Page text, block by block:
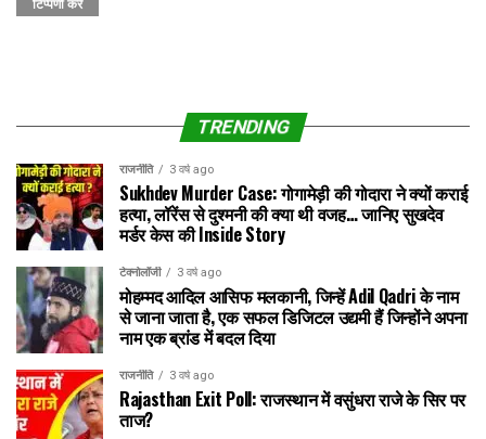
TRENDING
राजनीति 3 वर्ष ago
Sukhdev Murder Case: गोगामेड़ी की गोदारा ने क्यों कराई
हत्या, लॉरेंस से दुश्मनी की क्या थी वजह… जानिए सुखदेव
मर्डर केस की Inside Story
टेक्नोलॉजी 3 वर्ष ago
मोहम्मद आदिल आसिफ मलकानी, जिन्हें Adil Qadri के नाम
से जाना जाता है, एक सफल डिजिटल उद्यमी हैं जिन्होंने अपना
नाम एक ब्रांड में बदल दिया
राजनीति 3 वर्ष ago
Rajasthan Exit Poll: राजस्थान में वसुंधरा राजे के सिर पर
ताज?